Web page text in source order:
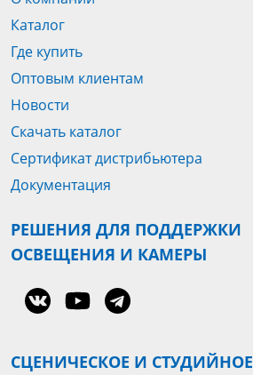
Каталог
Где купить
Оптовым клиентам
Новости
Скачать каталог
Сертификат дистрибьютера
Документация
РЕШЕНИЯ ДЛЯ ПОДДЕРЖКИ
ОСВЕЩЕНИЯ И КАМЕРЫ
СЦЕНИЧЕСКОЕ И СТУДИЙНОЕ